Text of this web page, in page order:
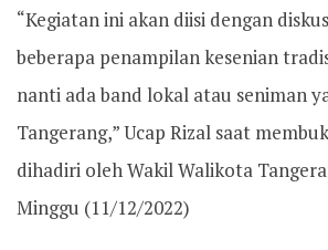
“Kegiatan ini akan diisi dengan
beberapa penampilan kesenian
nanti ada band lokal atau seniman
Tangerang,” Ucap Rizal saat
dihadiri oleh Wakil Walikota
Minggu (11/12/2022)